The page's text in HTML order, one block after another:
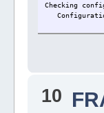
Checking
Checking if
openjdk
10